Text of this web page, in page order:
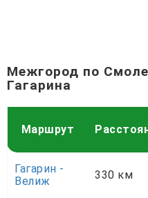
Межгород по
Гагарина
Маршрут
Гагарин -
Велиж
330 км